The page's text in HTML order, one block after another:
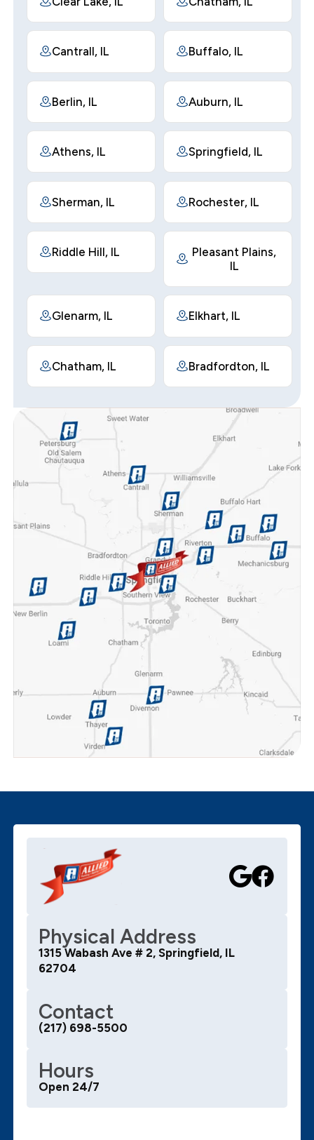
Cantrall, IL Buffalo, IL
Berlin, IL Auburn, IL
Athens, IL Springfield, IL
Sherman, IL Rochester, IL
Riddle Hill, IL
Pleasant Plains,
IL
Glenarm, IL Elkhart, IL
Chatham, IL Bradfordton, IL
Physical Address
1315 Wabash Ave # 2, Springfield, IL
62704
Contact
(217) 698-5500
Hours
Open 24/7